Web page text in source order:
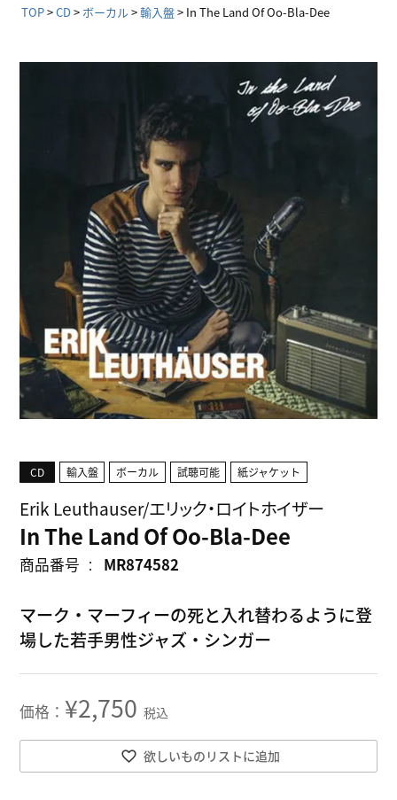
TOP CD ボーカル 輸入盤 In The Land Of Oo-Bla-Dee
CD 輸入盤 ボーカル 試聴可能 紙ジャケット
Erik Leuthauser/エリック・ロイトホイザー
In The Land Of Oo-Bla-Dee
商品番号 MR874582
マーク・マーフィーの死と入れ替わるように登
場した若手男性ジャズ・シンガー
¥2,750 税込
欲しいものリストに追加